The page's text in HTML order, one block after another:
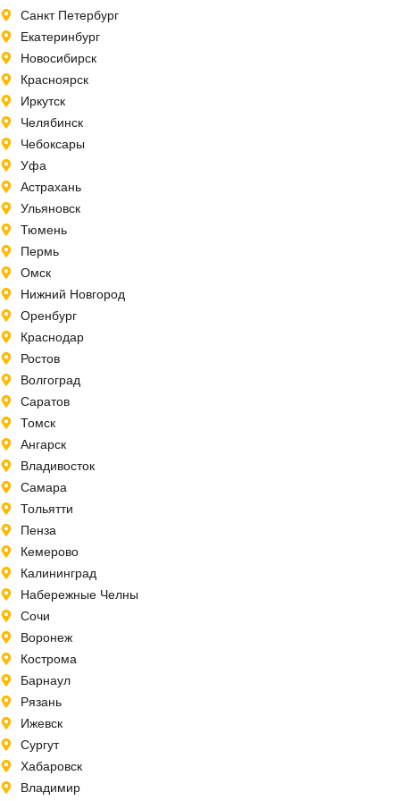
Санкт Петербург
Екатеринбург
Новосибирск
Красноярск
Иркутск
Челябинск
Чебоксары
Уфа
Астрахань
Ульяновск
Тюмень
Пермь
Омск
Нижний Новгород
Оренбург
Краснодар
Ростов
Волгоград
Саратов
Томск
Ангарск
Владивосток
Самара
Тольятти
Пенза
Кемерово
Калининград
Набережные Челны
Сочи
Воронеж
Кострома
Барнаул
Рязань
Ижевск
Сургут
Хабаровск
Владимир